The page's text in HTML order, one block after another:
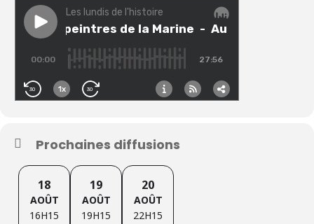
Prochaines diffusions
18
AOÛT
16H15
19
AOÛT
19H15
20
AOÛT
22H15